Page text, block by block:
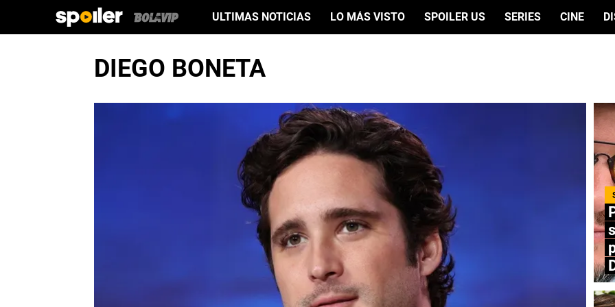
ULTIMAS NOTICIAS LO MÁS VISTO SPOILER US SERIES CINE
DIEGO BONETA